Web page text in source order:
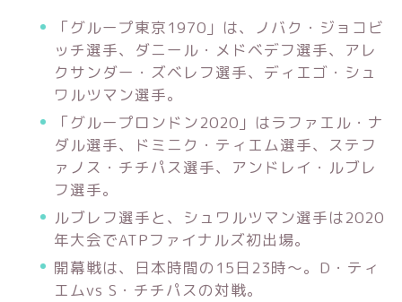
「グループ東京1970」は、ノバク・ジョコビ
ッチ選手、ダニール・メドベデフ選手、アレ
クサンダー・ズベレフ選手、ディエゴ・シュ
ワルツマン選手。
「グループロンドン2020」はラファエル・ナ
ダル選手、ドミニク・ティエム選手、ステフ
ァノス・チチパス選手、アンドレイ・ルブレ
フ選手。
ルブレフ選手と、シュワルツマン選手は2020
年大会でATPファイナルズ初出場。
開幕戦は、日本時間の15日23時～。D・ティ
エムvs S・チチパスの対戦。